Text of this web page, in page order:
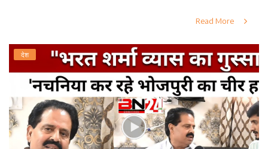
Read More
देश